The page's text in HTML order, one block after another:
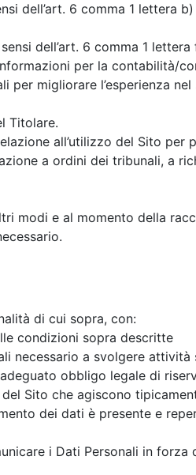
dell’art. 6 comma 1 lettera
dell’art. 6 comma 1
per la contabilità/
migliorare l’esperienza
Titolare.
all’utilizzo del Sito per
a ordini dei tribunali, a
modi e al momento della
di cui sopra, con:
condizioni sopra descritte
necessario a svolgere
obbligo legale di
Sito che agiscono
dei dati è presente e
i Dati Personali in